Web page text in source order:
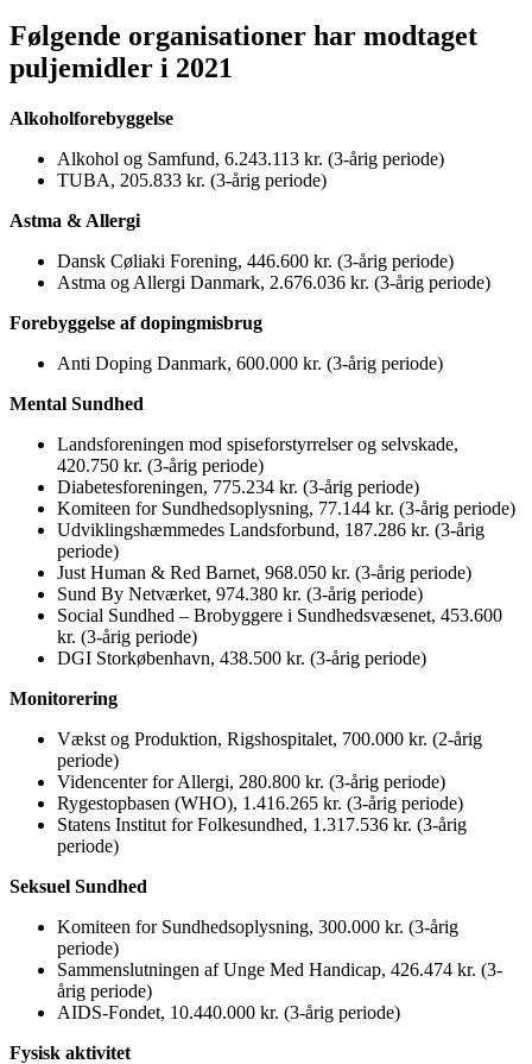
Følgende organisationer har modtaget
puljemidler i 2021
Alkoholforebyggelse
Alkohol og Samfund, 6.243.113 kr. (3-årig periode)
TUBA, 205.833 kr. (3-årig periode)
Astma & Allergi
Dansk Cøliaki Forening, 446.600 kr. (3-årig periode)
Astma og Allergi Danmark, 2.676.036 kr. (3-årig periode)
Forebyggelse af dopingmisbrug
Anti Doping Danmark, 600.000 kr. (3-årig periode)
Mental Sundhed
Landsforeningen mod spiseforstyrrelser og selvskade,
420.750 kr. (3-årig periode)
Diabetesforeningen, 775.234 kr. (3-årig periode)
Komiteen for Sundhedsoplysning, 77.144 kr. (3-årig periode)
Udviklingshæmmedes Landsforbund, 187.286 kr. (3-årig
periode)
Just Human & Red Barnet, 968.050 kr. (3-årig periode)
Sund By Netværket, 974.380 kr. (3-årig periode)
Social Sundhed – Brobyggere i Sundhedsvæsenet, 453.600
kr. (3-årig periode)
DGI Storkøbenhavn, 438.500 kr. (3-årig periode)
Monitorering
Vækst og Produktion, Rigshospitalet, 700.000 kr. (2-årig
periode)
Videncenter for Allergi, 280.800 kr. (3-årig periode)
Rygestopbasen (WHO), 1.416.265 kr. (3-årig periode)
Statens Institut for Folkesundhed, 1.317.536 kr. (3-årig
periode)
Seksuel Sundhed
Komiteen for Sundhedsoplysning, 300.000 kr. (3-årig
periode)
Sammenslutningen af Unge Med Handicap, 426.474 kr. (3-
årig periode)
AIDS-Fondet, 10.440.000 kr. (3-årig periode)
Fysisk aktivitet